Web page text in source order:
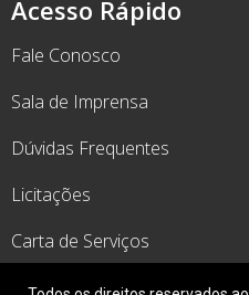
Acesso Rápido
Fale Conosco
Sala de Imprensa
Dúvidas Frequentes
Licitações
Carta de Serviços